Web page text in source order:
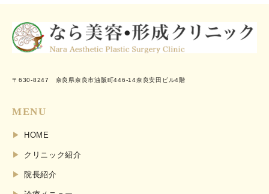
〒630-8247 奈良県奈良市油阪町446-14奈良安田ビル4階
MENU
HOME
クリニック紹介
院長紹介